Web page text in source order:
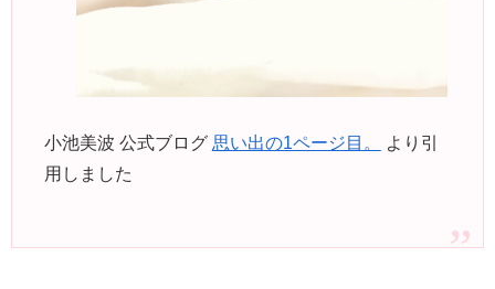
小池美波 公式ブログ 思い出の1ページ目。
より引
用しました